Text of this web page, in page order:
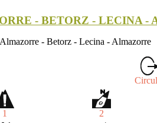
- BETORZ - LECINA -
Almazorre - Betorz - Lecina - Almazorre
1 2